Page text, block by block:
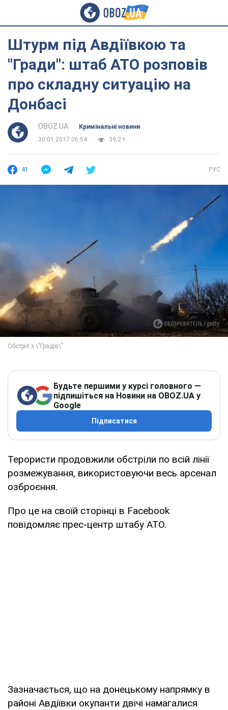
Штурм під Авдіївкою та
"Гради": штаб АТО розповів
про складну ситуацію на
Донбасі
OBOZ.UA
Кримінальні новини
30.01.2017 06:54
39,2 т.
41 РУС
Будьте першими у курсі головного —
підпишіться на Новини на OBOZ.UA у
Google
Підписатися
Терористи продовжили обстріли по всій лінії
розмежування, використовуючи весь арсенал
озброєння.
Про це на своїй сторінці в Facebook
повідомляє прес-центр штабу АТО.
Зазначається, що на донецькому напрямку в
районі Авдіївки окупанти двічі намагалися